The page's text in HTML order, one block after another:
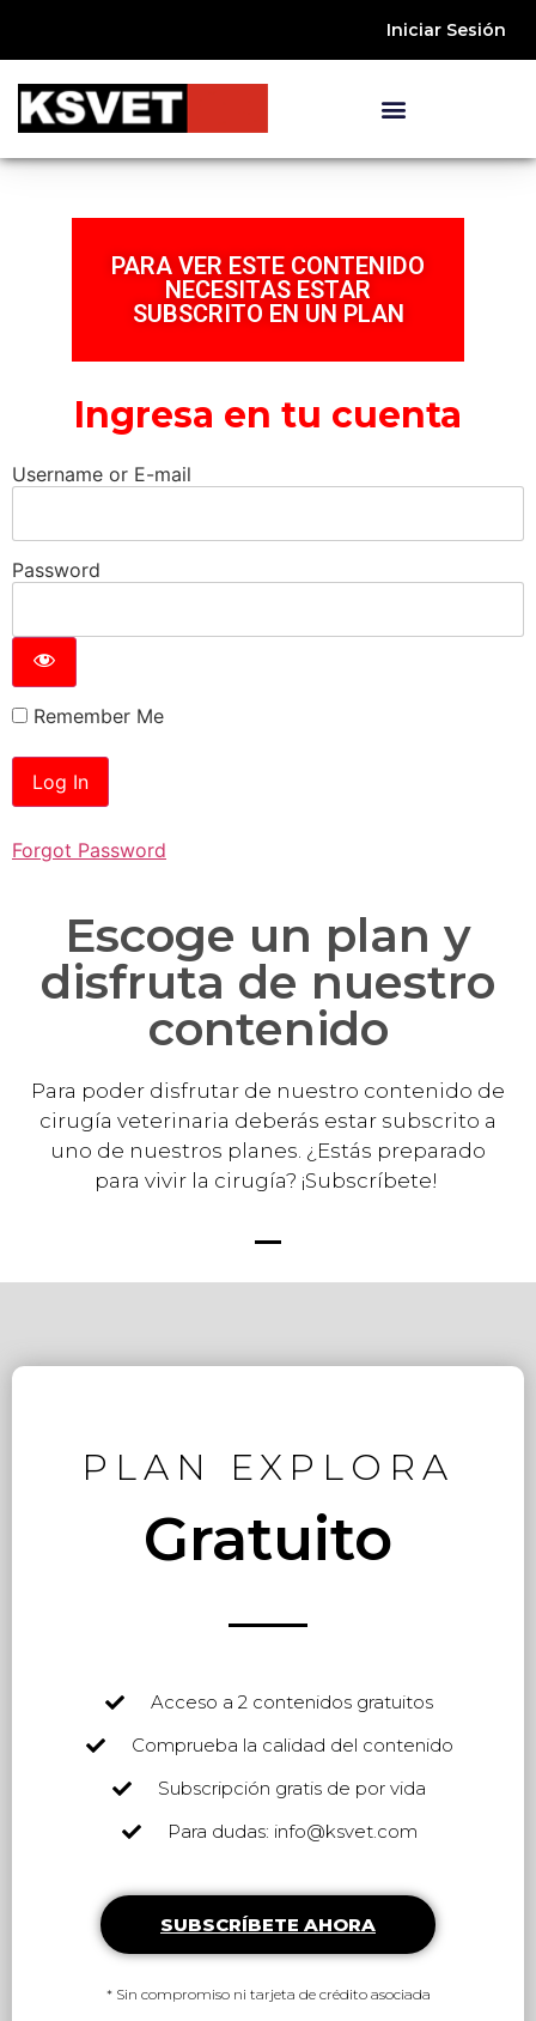
Iniciar Sesión
PARA VER ESTE CONTENIDO
NECESITAS ESTAR
SUBSCRITO EN UN PLAN
Ingresa en tu cuenta
Username or E-mail
Password
Remember Me
Forgot Password
Escoge un plan y
disfruta de nuestro
contenido
Para poder disfrutar de nuestro contenido de
cirugía veterinaria deberás estar subscrito a
uno de nuestros planes. ¿Estás preparado
para vivir la cirugía? ¡Subscríbete!
PLAN EXPLORA
Gratuito
Acceso a 2 contenidos gratuitos
Comprueba la calidad del contenido
Subscripción gratis de por vida
Para dudas: info@ksvet.com
SUBSCRÍBETE AHORA
* Sin compromiso ni tarjeta de crédito asociada